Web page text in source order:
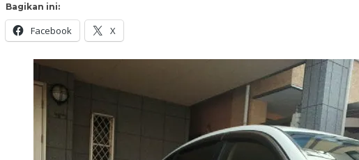
Bagikan ini:
Facebook X